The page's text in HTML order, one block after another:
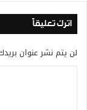
اترك تعليقاً
لن يتم نشر عنوان